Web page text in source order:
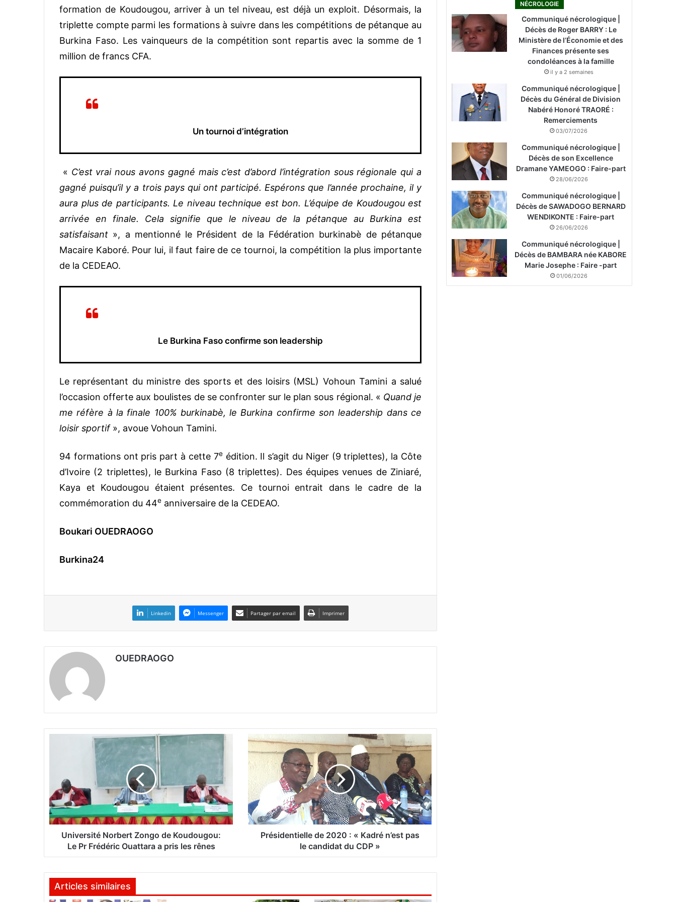
formation de Koudougou, arriver à un tel niveau, est déjà un exploit. Désormais, la
triplette compte parmi les formations à suivre dans les compétitions de pétanque au
Burkina Faso. Les vainqueurs de la compétition sont repartis avec la somme de 1
million de francs CFA.
Un tournoi d’intégration
« C’est vrai nous avons gagné mais c’est d’abord l’intégration sous régionale qui a
gagné puisqu’il y a trois pays qui ont participé. Espérons que l’année prochaine, il y
aura plus de participants. Le niveau technique est bon. L’équipe de Koudougou est
arrivée en finale. Cela signifie que le niveau de la pétanque au Burkina est
satisfaisant », a mentionné le Président de la Fédération burkinabè de pétanque
Macaire Kaboré. Pour lui, il faut faire de ce tournoi, la compétition la plus importante
de la CEDEAO.
Le Burkina Faso confirme son leadership
Le représentant du ministre des sports et des loisirs (MSL) Vohoun Tamini a salué
l’occasion offerte aux boulistes de se confronter sur le plan sous régional. « Quand je
me réfère à la finale 100% burkinabè, le Burkina confirme son leadership dans ce
loisir sportif», avoue Vohoun Tamini.
94 formations ont pris part à cette 7eédition. Il s’agit du Niger (9 triplettes), la Côte
d’Ivoire (2 triplettes), le Burkina Faso (8 triplettes). Des équipes venues de Ziniaré,
Kaya et Koudougou étaient présentes. Ce tournoi entrait dans le cadre de la
commémoration du 44e anniversaire de la CEDEAO.
Boukari OUEDRAOGO
Burkina24
Linkedin Messenger Partager par email Imprimer
OUEDRAOGO
s
i
t
o
b
r
Université Norbert Zongo de Koudougou:
Le Pr Frédéric Ouattara a pris les rênes
P
r
é
s
d
e
n
t
l
e
Présidentielle de 2020 : « Kadré n’est pas
le candidat du CDP »
Articles similaires
NÉCROLOGIE
Communiqué nécrologique |
Décès de Roger BARRY : Le
Ministère de l’Économie et des
Finances présente ses
condoléances à la famille
il y a 2 semaines
Communiqué nécrologique |
Décès du Général de Division
Nabéré Honoré TRAORÉ :
Remerciements
03/07/2026
Communiqué nécrologique |
Décès de son Excellence
Dramane YAMEOGO : Faire-part
28/06/2026
Communiqué nécrologique |
Décès de SAWADOGO BERNARD
WENDIKONTE : Faire-part
26/06/2026
Communiqué nécrologique |
Décès de BAMBARA née KABORE
Marie Josephe : Faire -part
01/06/2026